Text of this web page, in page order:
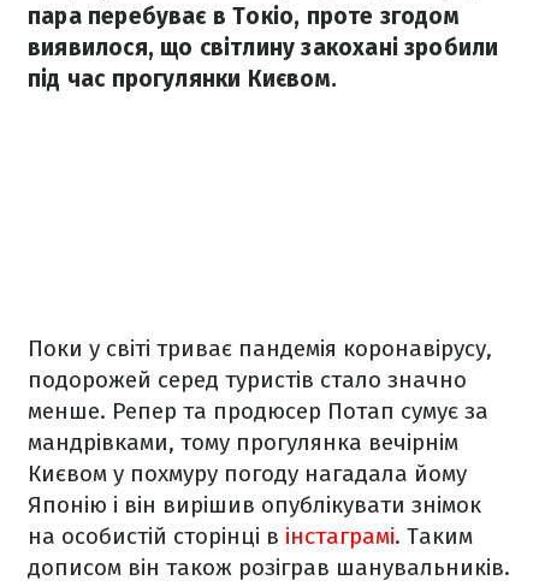
пара перебуває в Токіо, проте згодом
виявилося, що світлину закохані зробили
під час прогулянки Києвом.
Поки у світі триває пандемія коронавірусу,
подорожей серед туристів стало значно
менше. Репер та продюсер Потап сумує за
мандрівками, тому прогулянка вечірнім
Києвом у похмуру погоду нагадала йому
Японію і він вирішив опублікувати знімок
на особистій сторінці в інстаграмі. Таким
дописом він також розіграв шанувальників.